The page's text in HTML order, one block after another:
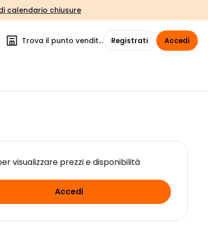
calendario chiusure
Trova il punto vendita Registrati Accedi
visualizzare prezzi e disponibilità
Accedi